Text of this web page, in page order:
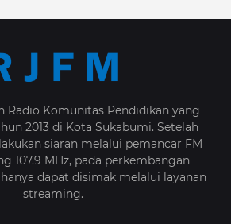
Radio Komunitas Pendidikan yang
2013 di Kota Sukabumi. Setelah
siaran melalui pemancar FM
107.9 MHz, pada perkembangan
dapat disimak melalui layanan
streaming.